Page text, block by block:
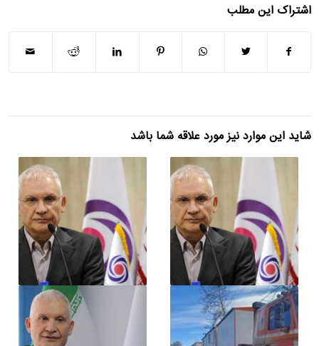
اشتراک این مطلب
شاید این موارد نیز مورد علاقه شما باشد